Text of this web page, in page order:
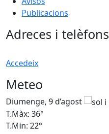
Publicacions
Adreces i telèfons
Accedeix
Meteo
Diumenge, 9 d’agost
T.Màx: 36°
T.Min: 22°